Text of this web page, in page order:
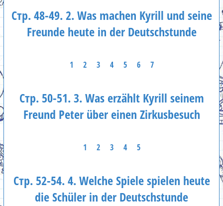
Стр. 48-49. 2. Was machen Kyrill und seine
Freunde heute in der Deutschstunde
1 2 3 4 5 6 7
Стр. 50-51. 3. Was erzählt Kyrill seinem
Freund Peter über einen Zirkusbesuch
1 2 3 4 5
Стр. 52-54. 4. Welche Spiele spielen heute
die Schüler in der Deutschstunde